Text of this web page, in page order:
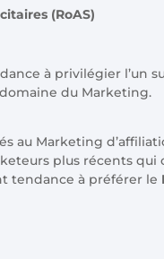
(RoAS)
à privilégier l’un
du Marketing.
au Marketing
plus récents qui
tendance à préférer le